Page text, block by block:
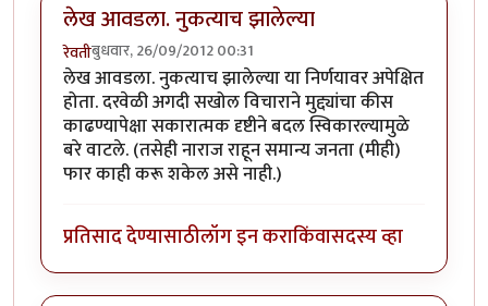
लेख आवडला. नुकत्याच झालेल्या
रेवतीबुधवार, 26/09/2012 00:31
लेख आवडला. नुकत्याच झालेल्या या निर्णयावर अपेक्षित
होता. दरवेळी अगदी सखोल विचाराने मुद्द्यांचा कीस
काढण्यापेक्षा सकारात्मक दृष्टीने बदल स्विकारल्यामुळे
बरे वाटले. (तसेही नाराज राहून समान्य जनता (मीही)
फार काही करू शकेल असे नाही.)
प्रतिसाद देण्यासाठीलॉग इन कराकिंवासदस्य व्हा